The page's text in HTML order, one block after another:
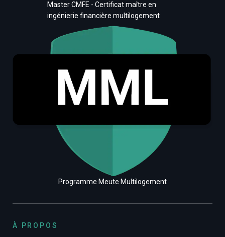
Master CMFE - Certificat maître en
ingénierie financière multilogement
Programme Meute Multilogement
À PROPOS